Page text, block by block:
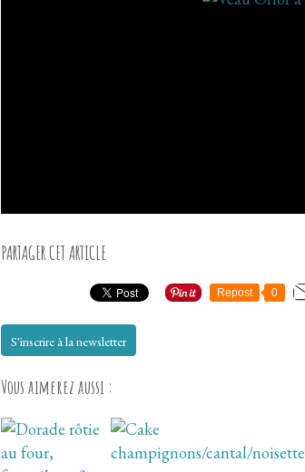
PARTAGER CET ARTICLE
Repost 0
S'inscrire à la newsletter
Vous aimerez aussi :